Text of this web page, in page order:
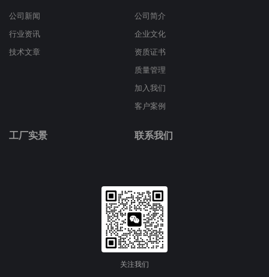
公司新闻
行业资讯
技术文章
公司简介
企业文化
资质证书
质量管理
加入我们
客户案例
工厂实景 联系我们
关注我们